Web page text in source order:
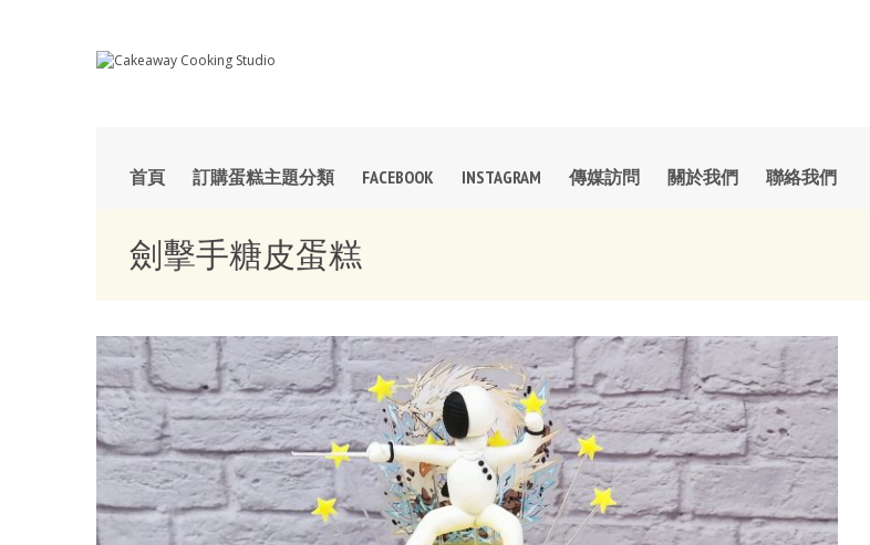
首頁 訂購蛋糕主題分類 FACEBOOK INSTAGRAM 傳媒訪問 關於我們 聯絡我們
劍擊手糖皮蛋糕